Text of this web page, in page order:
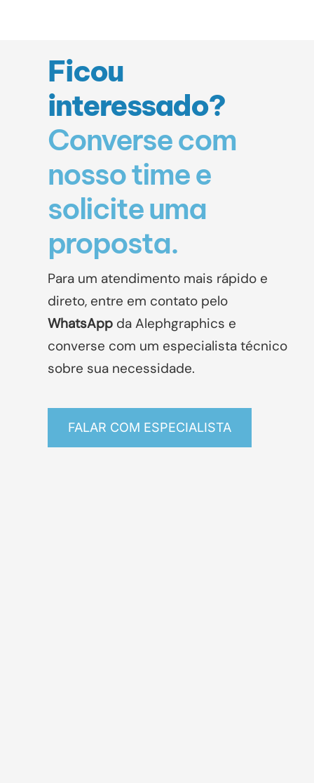
Ficou
interessado?
Converse com
nosso time e
solicite uma
proposta.
Para um atendimento mais rápido e
direto, entre em contato pelo
WhatsApp da Alephgraphics e
converse com um especialista técnico
sobre sua necessidade.
FALAR COM ESPECIALISTA